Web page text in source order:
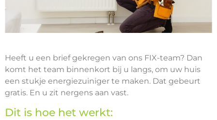
Heeft u een brief gekregen van ons FIX-team? Dan
komt het team binnenkort bij u langs, om uw huis
een stukje energiezuiniger te maken. Dat gebeurt
gratis. En u zit nergens aan vast.
Dit is hoe het werkt: